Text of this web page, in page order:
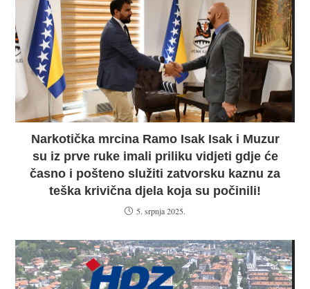
Narkotička mrcina Ramo Isak Isak i Muzur
su iz prve ruke imali priliku vidjeti gdje će
časno i pošteno služiti zatvorsku kaznu za
teška krivična djela koja su počinili!
5. srpnja 2025.